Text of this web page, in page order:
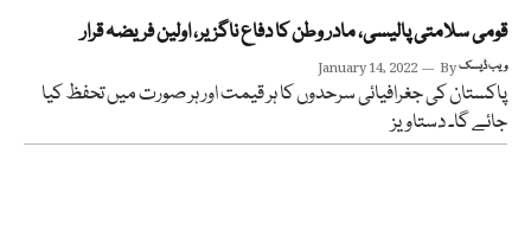
قومی سلامتی پالیسی، مادر وطن کا دفاع ناگزیر، اولین فریضہ قرار
January 14, 2022 Byویب ڈیسک
پاکستان کی جغرافیائی سرحدوں کا ہر قیمت اور ہر صورت میں تحفظ کیا
جائے گا۔ دستاویز